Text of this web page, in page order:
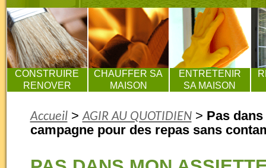
CONSTRUIRE
RENOVER
CHAUFFER SA
MAISON
ENTRETENIR
SA MAISON
Accueil> AGIR AU QUOTIDIEN> Pas
campagne pour des repas sans